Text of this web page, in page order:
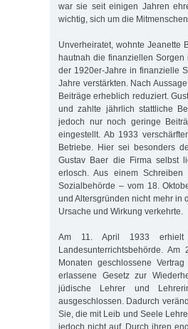
war sie seit einigen Jahren
wichtig, sich um die
Unverheiratet, wohnte Jeanette
hautnah die finanziellen
der 1920er-Jahre in finanzielle
Jahre verstärkten. Nach
Beiträge erheblich reduziert.
und zahlte jährlich stattliche
jedoch nur noch geringe
eingestellt. Ab 1933
Betriebe. Hier sei besonders
Gustav Baer die Firma selbst
erlosch. Aus einem
Sozialbehörde – vom 18.
und Altersgründen nicht mehr in
Ursache und Wirkung verkehrte.
Am 11. April 1933 erhielt
Landesunterrichtsbehörde.
Monaten geschlossene
erlassene Gesetz zur
jüdische Lehrer und
ausgeschlossen. Dadurch
Sie, die mit Leib und Seele
jedoch nicht auf. Durch ihren